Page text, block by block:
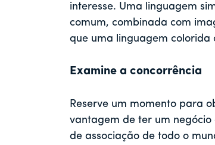
interesse. Uma linguagem
comum, combinada com
que uma linguagem colorida
Examine a concorrência
Reserve um momento para
vantagem de ter um negócio
de associação de todo o